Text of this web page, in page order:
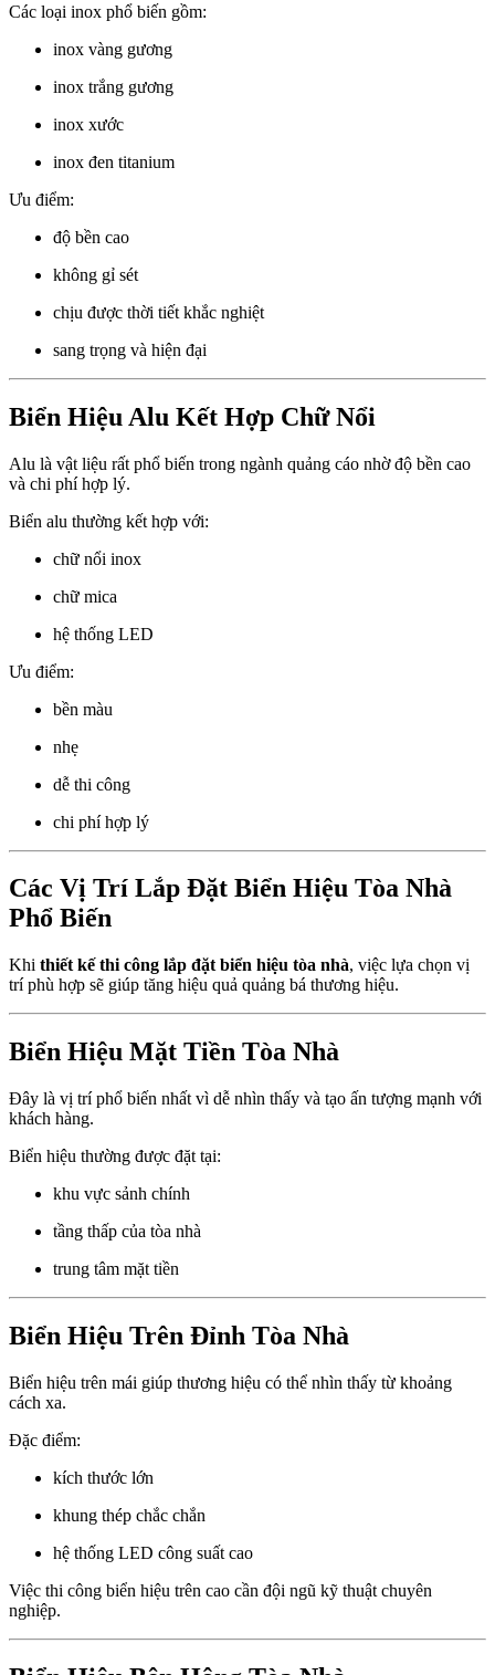
Các loại inox phổ biến gồm:
inox vàng gương
inox trắng gương
inox xước
inox đen titanium
Ưu điểm:
độ bền cao
không gỉ sét
chịu được thời tiết khắc nghiệt
sang trọng và hiện đại
Biển Hiệu Alu Kết Hợp Chữ Nổi
Alu là vật liệu rất phổ biến trong ngành quảng cáo nhờ độ bền cao
và chi phí hợp lý.
Biển alu thường kết hợp với:
chữ nổi inox
chữ mica
hệ thống LED
Ưu điểm:
bền màu
nhẹ
dễ thi công
chi phí hợp lý
Các Vị Trí Lắp Đặt Biển Hiệu Tòa Nhà
Phổ Biến
Khi thiết kế thi công lắp đặt biển hiệu tòa nhà, việc lựa chọn vị
trí phù hợp sẽ giúp tăng hiệu quả quảng bá thương hiệu.
Biển Hiệu Mặt Tiền Tòa Nhà
Đây là vị trí phổ biến nhất vì dễ nhìn thấy và tạo ấn tượng mạnh với
khách hàng.
Biển hiệu thường được đặt tại:
khu vực sảnh chính
tầng thấp của tòa nhà
trung tâm mặt tiền
Biển Hiệu Trên Đỉnh Tòa Nhà
Biển hiệu trên mái giúp thương hiệu có thể nhìn thấy từ khoảng
cách xa.
Đặc điểm:
kích thước lớn
khung thép chắc chắn
hệ thống LED công suất cao
Việc thi công biển hiệu trên cao cần đội ngũ kỹ thuật chuyên
nghiệp.